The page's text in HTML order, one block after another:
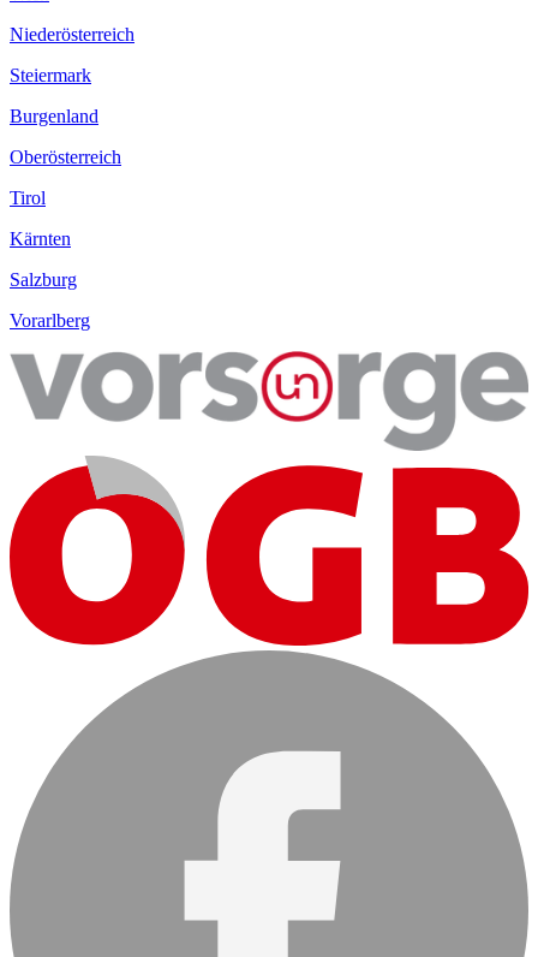
Niederösterreich
Steiermark
Burgenland
Oberösterreich
Tirol
Kärnten
Salzburg
Vorarlberg